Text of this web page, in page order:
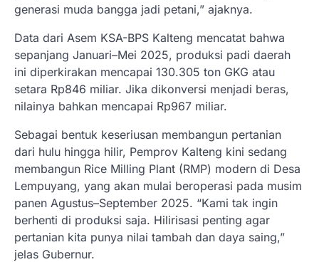
generasi muda bangga jadi petani,” ajaknya.
Data dari Asem KSA-BPS Kalteng mencatat bahwa
sepanjang Januari–Mei 2025, produksi padi daerah
ini diperkirakan mencapai 130.305 ton GKG atau
setara Rp846 miliar. Jika dikonversi menjadi beras,
nilainya bahkan mencapai Rp967 miliar.
Sebagai bentuk keseriusan membangun pertanian
dari hulu hingga hilir, Pemprov Kalteng kini sedang
membangun Rice Milling Plant (RMP) modern di Desa
Lempuyang, yang akan mulai beroperasi pada musim
panen Agustus–September 2025. “Kami tak ingin
berhenti di produksi saja. Hilirisasi penting agar
pertanian kita punya nilai tambah dan daya saing,”
jelas Gubernur.